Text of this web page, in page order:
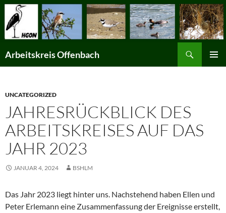
Arbeitskreis Offenbach
UNCATEGORIZED
JAHRESRÜCKBLICK DES
ARBEITSKREISES AUF DAS
JAHR 2023
JANUAR 4, 2024 BSHLM
Das Jahr 2023 liegt hinter uns. Nachstehend haben Ellen und
Peter Erlemann eine Zusammenfassung der Ereignisse erstellt,